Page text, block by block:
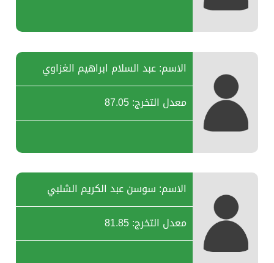
الاسم: عبد السلام ابراهيم الغزاوي
معدل التخرج: 87.05
الاسم: سوسن عبد الكريم الشلبي
معدل التخرج: 81.85